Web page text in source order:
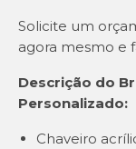
Solicite um
agora mesmo e
Descrição do
Personalizado:
Chaveiro